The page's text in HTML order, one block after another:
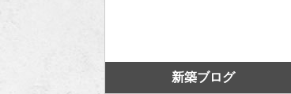
新築ブログ